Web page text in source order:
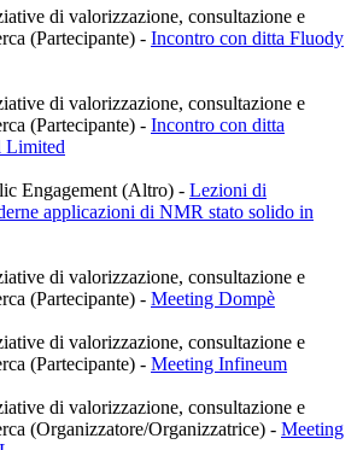
di valorizzazione, consultazione e
(Partecipante) - Incontro con ditta Fluody
di valorizzazione, consultazione e
(Partecipante) - Incontro con ditta
Limited
Engagement (Altro) - Lezioni di
applicazioni di NMR stato solido in
di valorizzazione, consultazione e
(Partecipante) - Meeting Dompè
di valorizzazione, consultazione e
(Partecipante) - Meeting Infineum
di valorizzazione, consultazione e
(Organizzatore/Organizzatrice) - Meeting